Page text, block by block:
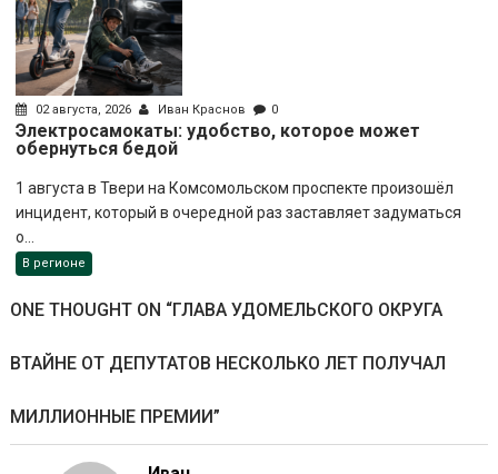
02 августа, 2026 Иван Краснов 0
Электросамокаты: удобство, которое может
обернуться бедой
1 августа в Твери на Комсомольском проспекте произошёл
инцидент, который в очередной раз заставляет задуматься
о...
В регионе
ONE THOUGHT ON “ГЛАВА УДОМЕЛЬСКОГО ОКРУГА
ВТАЙНЕ ОТ ДЕПУТАТОВ НЕСКОЛЬКО ЛЕТ ПОЛУЧАЛ
МИЛЛИОННЫЕ ПРЕМИИ”